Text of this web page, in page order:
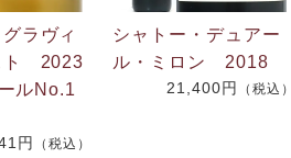
ラヴィ
ト 2023
ルNo.1
円 （税込）
シャトー・デュアー
ル・ミロン 2018
21,400円 （税込